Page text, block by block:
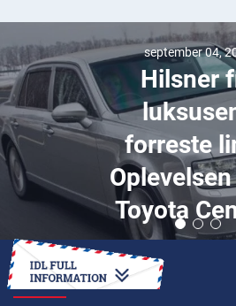
september 04,
Hilsner
forreste
Toyota
SÅDAN